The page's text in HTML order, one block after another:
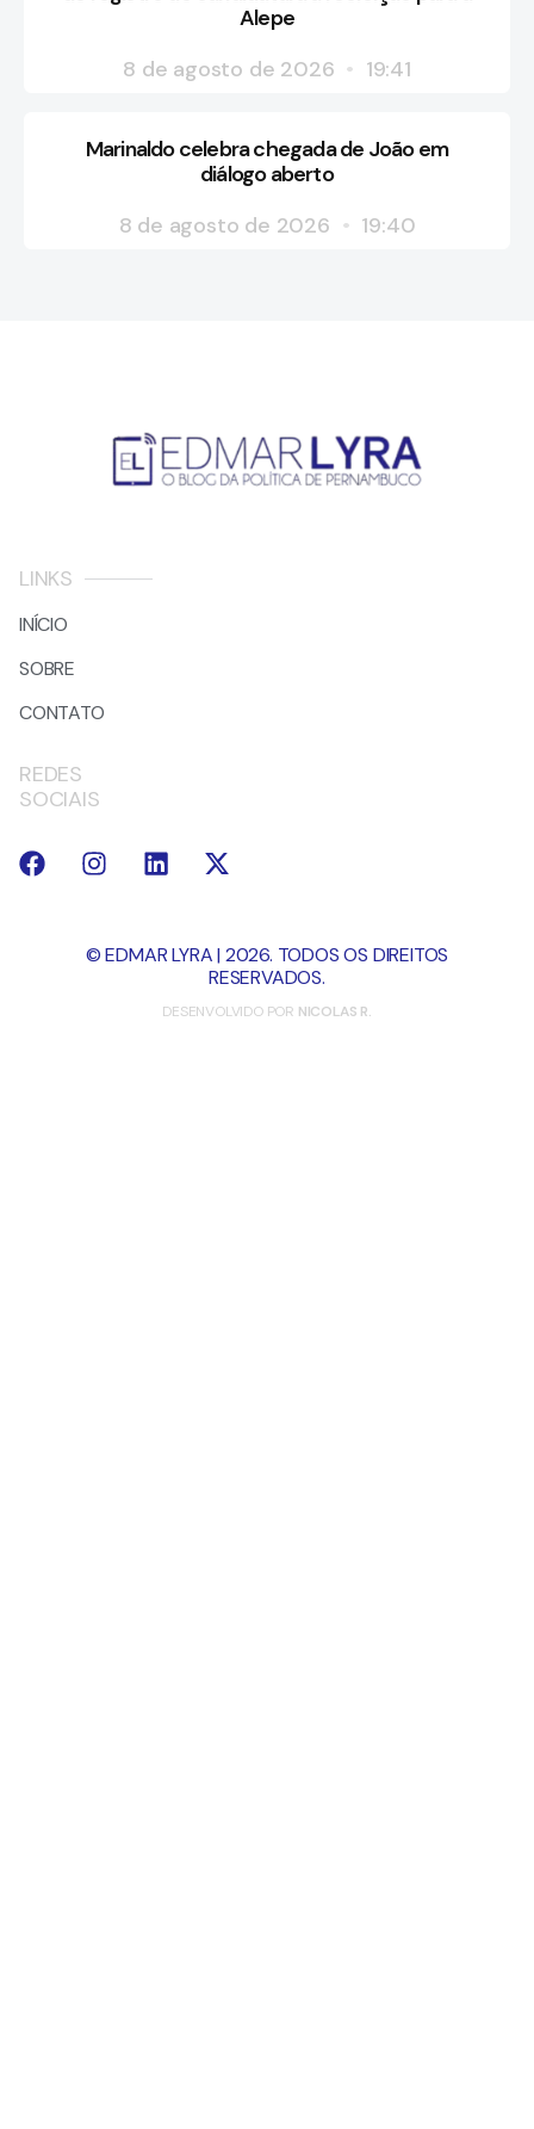
Alepe
8 de agosto de 2026
19:41
Marinaldo celebra chegada de João em
diálogo aberto
8 de agosto de 2026
19:40
LINKS
INÍCIO
SOBRE
CONTATO
REDES
SOCIAIS
© EDMAR LYRA | 2026. TODOS OS DIREITOS
RESERVADOS.
DESENVOLVIDO POR NICOLAS R.